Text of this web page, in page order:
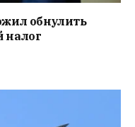
обнулить
налог